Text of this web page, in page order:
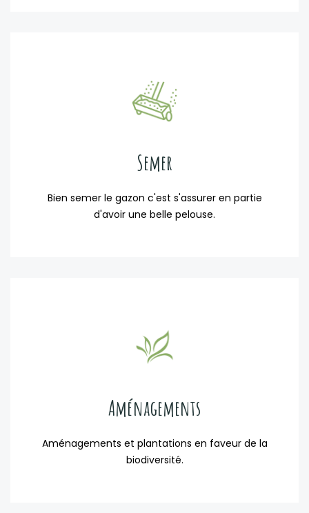
Semer
Bien semer le gazon c'est s'assurer en partie
d'avoir une belle pelouse.
Aménagements
Aménagements et plantations en faveur de la
biodiversité.